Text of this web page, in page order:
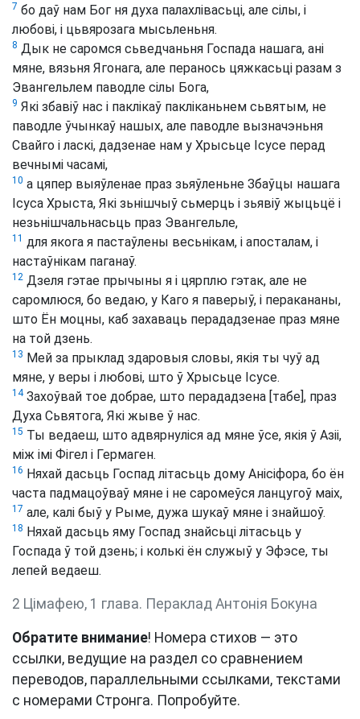
7 бо даў нам Бог ня духа палахлівасьці, але сілы, і
любові, і цьвярозага мысьленьня.
8 Дык не саромся сьведчаньня Госпада нашага, ані
мяне, вязьня Ягонага, але перанось цяжкасьці разам з
Эвангельлем паводле сілы Бога,
9 Які збавіў нас і паклікаў пакліканьнем сьвятым, не
паводле ўчынкаў нашых, але паводле вызначэньня
Свайго і ласкі, дадзенае нам у Хрысьце Ісусе перад
вечнымі часамі,
10 а цяпер выяўленае праз зьяўленьне Збаўцы нашага
Ісуса Хрыста, Які зьнішчыў сьмерць і зьявіў жыцьцё і
незьнішчальнасьць праз Эвангельле,
11 для якога я пастаўлены весьнікам, і апосталам, і
настаўнікам паганаў.
12 Дзеля гэтае прычыны я і цярплю гэтак, але не
саромлюся, бо ведаю, у Каго я паверыў, і перакананы,
што Ён моцны, каб захаваць перададзенае праз мяне
на той дзень.
13 Мей за прыклад здаровыя словы, якія ты чуў ад
мяне, у веры і любові, што ў Хрысьце Ісусе.
14Захоўвай тое добрае, што перададзена [табе], праз
Духа Сьвятога, Які жыве ў нас.
15 Ты ведаеш, што адвярнуліся ад мяне ўсе, якія ў Азіі,
між імі Фігел і Гермаген.
16 Няхай дасьць Госпад літасьць дому Анісіфора, бо ён
часта падмацоўваў мяне і не саромеўся ланцугоў маіх,
17 але, калі быў у Рыме, дужа шукаў мяне і знайшоў.
18 Няхай дасьць яму Госпад знайсьці літасьць у
Госпада ў той дзень; і колькі ён служыў у Эфэсе, ты
лепей ведаеш.
2 Цімафею, 1 глава. Пераклад Антонія Бокуна
Обратите внимание! Номера стихов — это
ссылки, ведущие на раздел со сравнением
переводов, параллельными ссылками, текстами
с номерами Стронга. Попробуйте.